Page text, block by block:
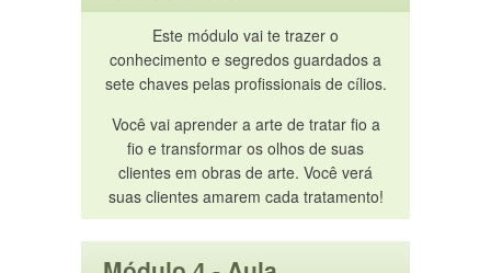
Este módulo vai te trazer o
conhecimento e segredos guardados a
sete chaves pelas profissionais de cílios.
Você vai aprender a arte de tratar fio a
fio e transformar os olhos de suas
clientes em obras de arte. Você verá
suas clientes amarem cada tratamento!